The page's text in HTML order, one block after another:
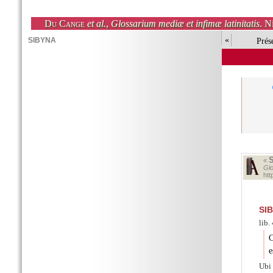
Du Cange et al., Glossarium mediæ et infimæ latinitatis.
«
«
lib.
Ubi